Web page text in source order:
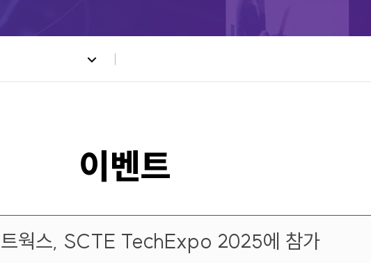
트웍스, SCTE TechExpo 2025에 참가